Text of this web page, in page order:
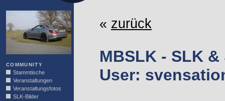
COMMUNITY
Stammtische
Veranstaltungen
Veranstaltungsfotos
SLK-Bilder
« zurück
MBSLK - SLK
User: